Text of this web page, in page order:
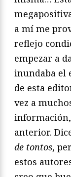
a mí me
reflejo
empezar a
inundaba el
de esta
vez a
anterior.
de tontos,
estos